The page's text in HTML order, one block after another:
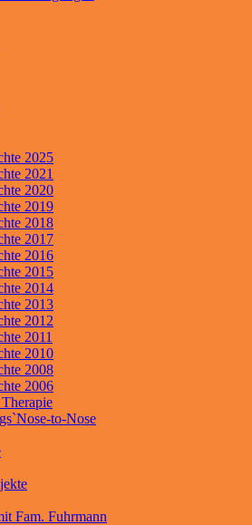
2025
2021
2020
2019
2018
2017
2016
2015
2014
2013
2012
2011
2010
2008
2006
to-Nose
Fam. Fuhrmann